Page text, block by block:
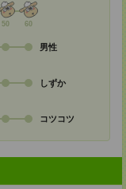
50 60
男性
しずか
コツコツ